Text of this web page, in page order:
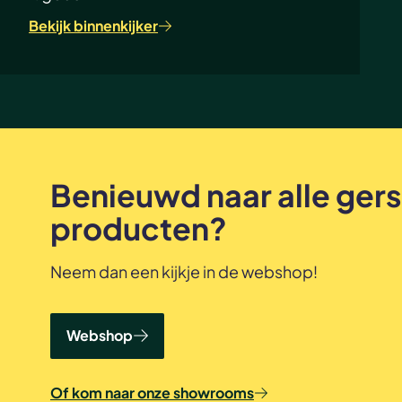
Bekijk binnenkijker
Benieuwd naar alle
producten?
Neem dan een kijkje in de webshop!
Webshop
Of kom naar onze showrooms